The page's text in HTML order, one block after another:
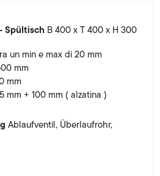
Spültisch B 400 x T 400 x H 300
un min e max di 20 mm
mm
mm
mm + 100 mm ( alzatina )
Ablaufventil, Überlaufrohr,